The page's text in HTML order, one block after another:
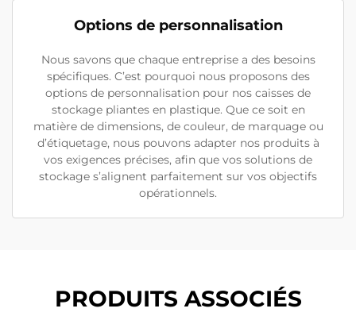
Options de personnalisation
Nous savons que chaque entreprise a des besoins
spécifiques. C’est pourquoi nous proposons des
options de personnalisation pour nos caisses de
stockage pliantes en plastique. Que ce soit en
matière de dimensions, de couleur, de marquage ou
d’étiquetage, nous pouvons adapter nos produits à
vos exigences précises, afin que vos solutions de
stockage s’alignent parfaitement sur vos objectifs
opérationnels.
PRODUITS ASSOCIÉS